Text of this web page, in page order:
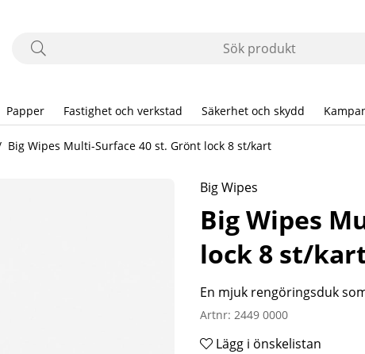
Papper Fastighet och verkstad Säkerhet och skydd
Big Wipes Multi-Surface 40 st. Grönt lock 8 st/kart
Big Wipes
Big Wipes
lock 8 st/
En mjuk rengöringsduk
Artnr: 2449 0000
Lägg i önskelistan